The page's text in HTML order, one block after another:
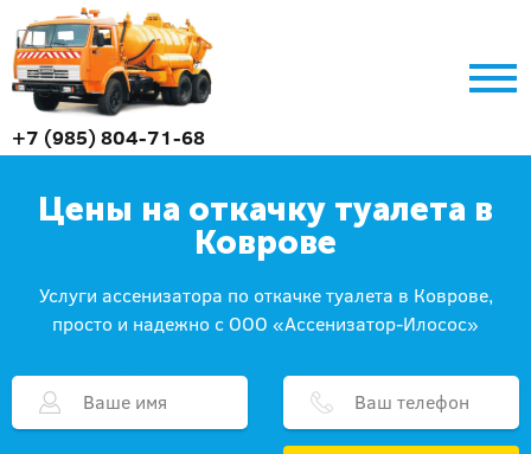
+7 (985) 804-71-68
Цены на откачку туалета в
Коврове
Услуги ассенизатора по откачке туалета в Коврове,
просто и надежно с ООО «Ассенизатор-Илосос»